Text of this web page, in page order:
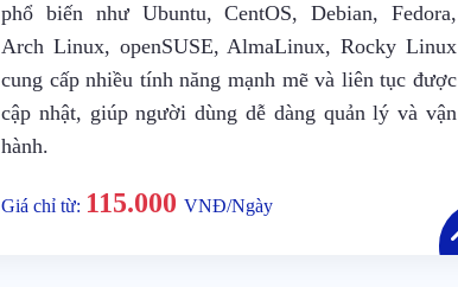
phổ biến như Ubuntu, CentOS, Debian, Fedora,
Arch Linux, openSUSE, AlmaLinux, Rocky Linux
cung cấp nhiều tính năng mạnh mẽ và liên tục được
cập nhật, giúp người dùng dễ dàng quản lý và vận
hành.
Giá chỉ từ: 115.000 VNĐ/Ngày